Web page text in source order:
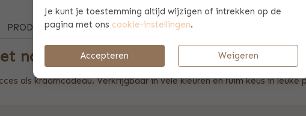
PRODUCT SPECIFICATIES BETAAL &
naam
als kraamcadeau. Verkrijgbaar in vele kleuren en ruim keus in
Je kunt je toestemming altijd wijzigen of intrekken op de
pagina met ons cookie-instellingen.
Accepteren Weigeren